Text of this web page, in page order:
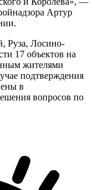
Артур
Руза, Лосино-
17 объектов на
жителями
подтверждения
в
вопросов по